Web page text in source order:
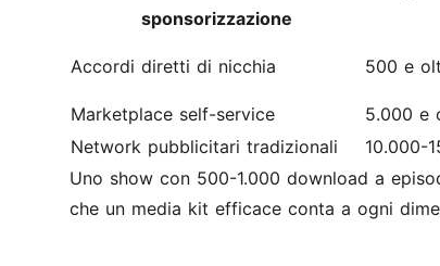
sponsorizzazione
Accordi diretti di nicchia 500 e
Marketplace self-service
5.000 e
Network pubblicitari tradizionali
10.000-
Uno show con 500-1.000 download a
che un media kit efficace conta a ogni